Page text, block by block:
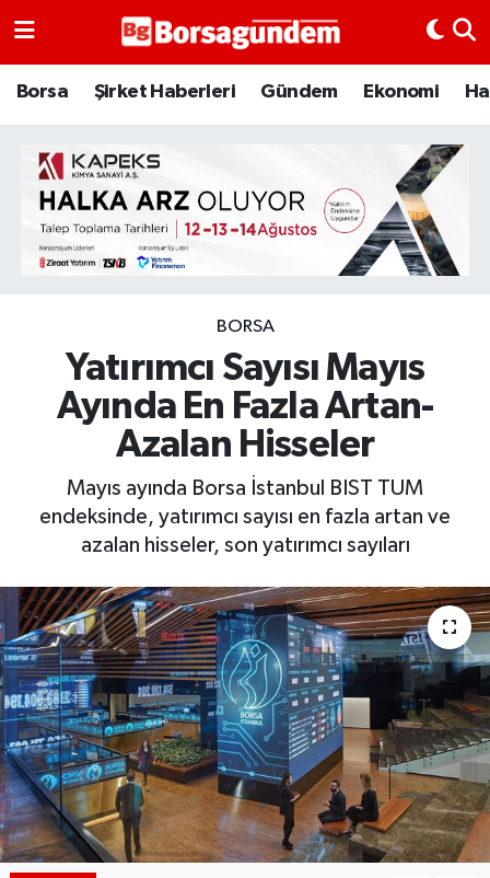
Borsa Şirket Haberleri Gündem Ekonomi
BORSA
Yatırımcı Sayısı Mayıs
Ayında En Fazla Artan-
Azalan Hisseler
Mayıs ayında Borsa İstanbul BIST TUM
endeksinde, yatırımcı sayısı en fazla artan ve
azalan hisseler, son yatırımcı sayıları
Borsa
Emtia
Galeri
Bitcoin
Şirket Haberleri
BIST 100 Isı Haritası
Coin Isı Haritası
Ekonomik Takvim
Kiripto Para Piyasası
Gizlilik Sözleşmesi
Hakkımızda
İletişim